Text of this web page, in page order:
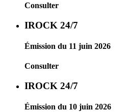
Consulter
IROCK 24/7
Émission du 11 juin 2026
Consulter
IROCK 24/7
Émission du 10 juin 2026